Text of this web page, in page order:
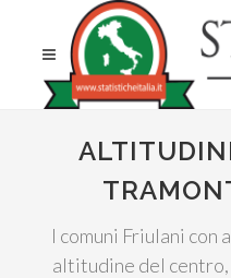
I comuni Friulani con
altitudine del